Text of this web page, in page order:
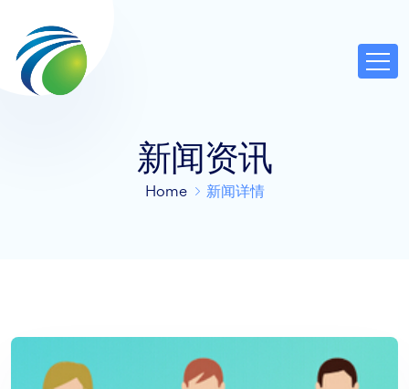
新闻资讯
Home 新闻详情